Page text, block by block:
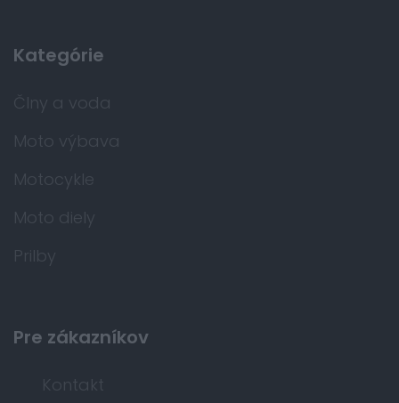
Kategórie
Člny a voda
Moto výbava
Motocykle
Moto diely
Prilby
Pre zákazníkov
Kontakt